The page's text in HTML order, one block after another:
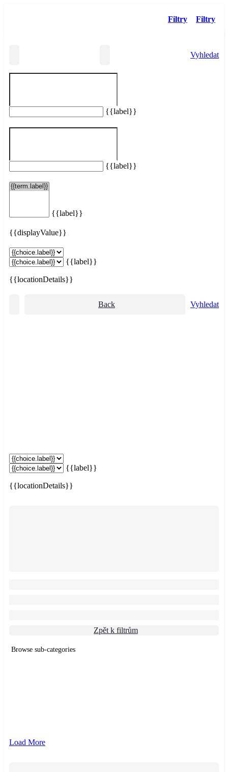
Filtry Filtry
{{label}}
{{label}}
{{label}}
{{displayValue}}
{{label}}
{{locationDetails}}
Vyhledat
Vyhledat
Back
{{label}}
{{locationDetails}}
Zpět k filtrům
Browse sub-categories
Load More
Vašemu hledání neodpovídají žádné taxi služby.